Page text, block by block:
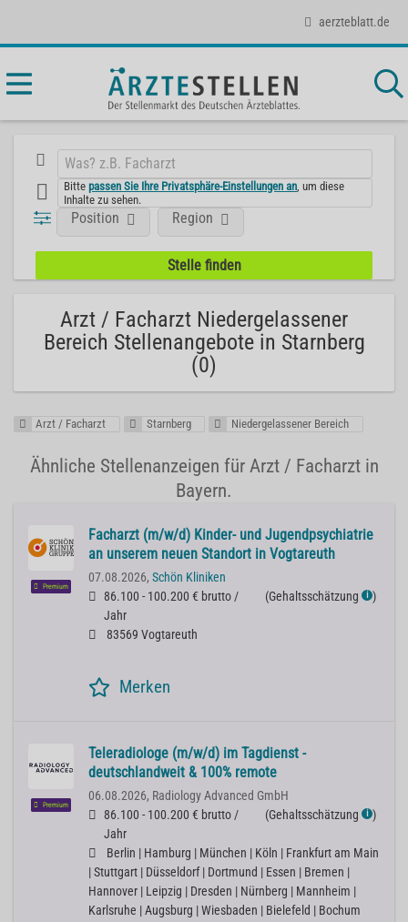
aerzteblatt.de
Bittepassen Sie Ihre Privatsphäre-Einstellungen an , um diese
Inhalte zu sehen.
Position Region
Arzt / Facharzt Niedergelassener
Bereich Stellenangebote in Starnberg
(0)
Arzt / Facharzt Starnberg Niedergelassener Bereich
Ähnliche Stellenanzeigen für Arzt / Facharzt in
Bayern.
Premium
Facharzt (m/w/d) Kinder- und Jugendpsychiatrie
an unserem neuen Standort in Vogtareuth
07.08.2026, Schön Kliniken
86.100 - 100.200 € brutto /
Jahr
(Gehaltsschätzung ℹ )
83569 Vogtareuth
Merken
Premium
Teleradiologe (m/w/d) im Tagdienst -
deutschlandweit & 100% remote
06.08.2026, Radiology Advanced GmbH
86.100 - 100.200 € brutto /
Jahr
(Gehaltsschätzung ℹ )
Berlin | Hamburg | München | Köln | Frankfurt am Main
| Stuttgart | Düsseldorf | Dortmund | Essen | Bremen |
Hannover | Leipzig | Dresden | Nürnberg | Mannheim |
Karlsruhe | Augsburg | Wiesbaden | Bielefeld | Bochum